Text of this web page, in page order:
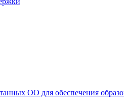
ОО для обеспечения